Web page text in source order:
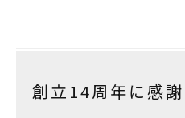
創立14周年に感謝